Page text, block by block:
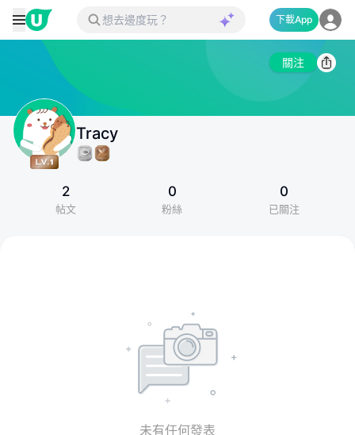
下載App
關注
Tracy
2
帖文
0
粉絲
0
已關注
未有任何發表